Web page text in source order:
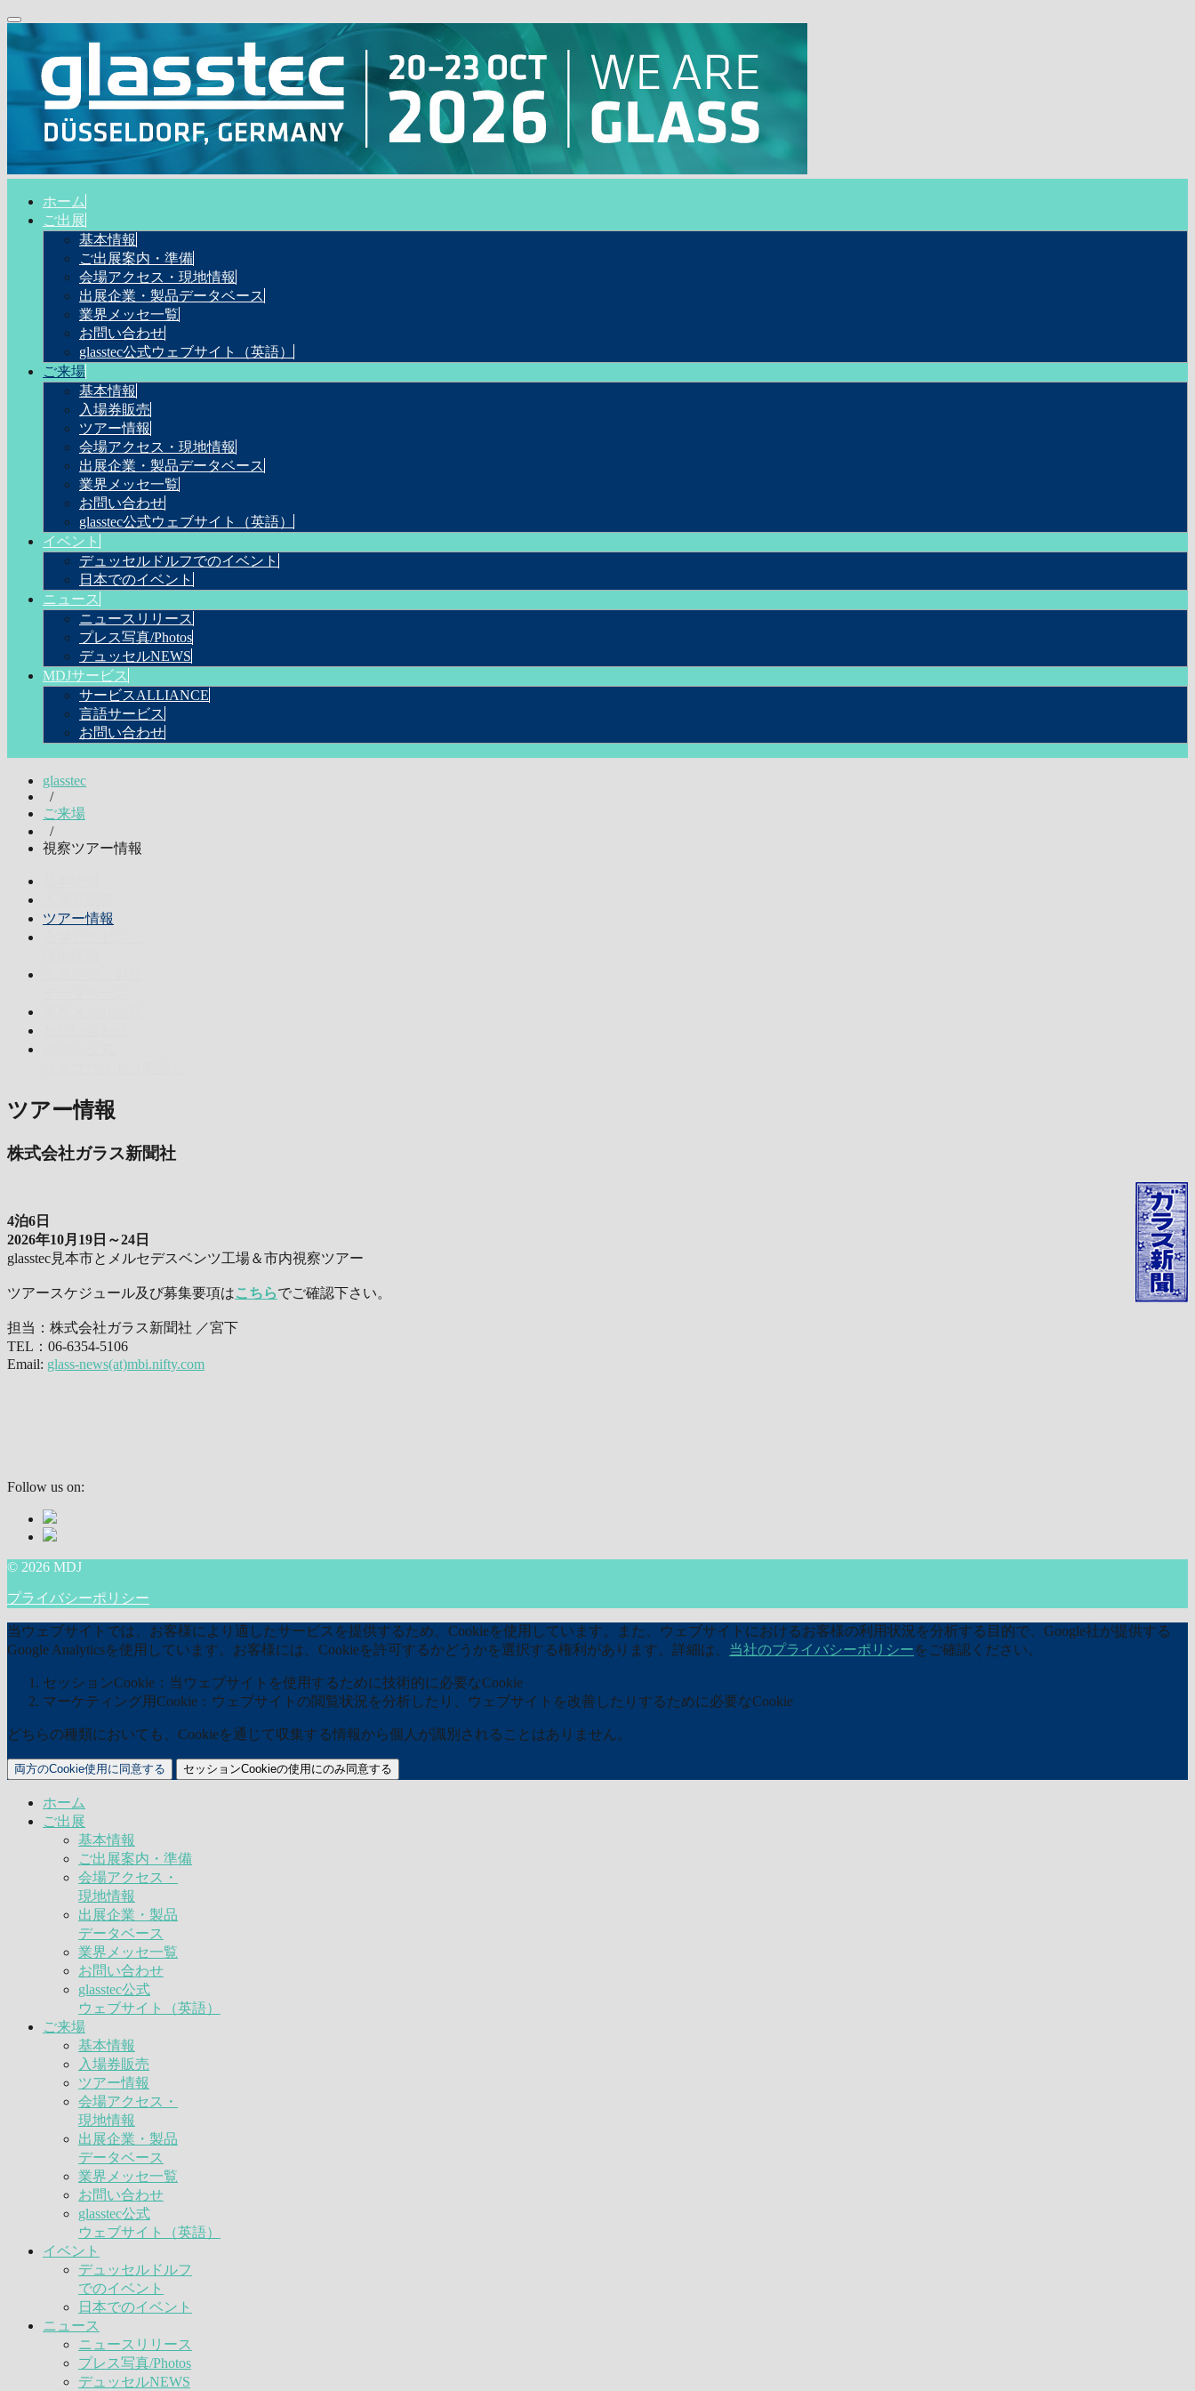
ホーム
ご出展
基本情報
ご出展案内・準備
会場アクセス・現地情報
出展企業・製品データベース
業界メッセ一覧
お問い合わせ
glasstec公式ウェブサイト（英語）
ご来場
基本情報
入場券販売
ツアー情報
会場アクセス・現地情報
出展企業・製品データベース
業界メッセ一覧
お問い合わせ
glasstec公式ウェブサイト（英語）
イベント
デュッセルドルフでのイベント
日本でのイベント
ニュース
ニュースリリース
プレス写真/Photos
デュッセルNEWS
MDJサービス
サービスALLIANCE
言語サービス
お問い合わせ
glasstec
/
ご来場
/
視察ツアー情報
ツアー情報
ツアー情報
株式会社ガラス新聞社
4泊6日
2026年10月19日～24日
glasstec見本市とメルセデスベンツ工場＆市内視察ツアー
ツアースケジュール及び募集要項はこちらでご確認下さい。
担当：株式会社ガラス新聞社 ／宮下
TEL：06-6354-5106
Email: glass-news(at)mbi.nifty.com
Follow us on:
© 2026 MDJ
プライバシーポリシー
当ウェブサイトでは、お客様により適したサービスを提供するため、Cookieを使用しています。また、ウェブサイトにおけるお客様の利用状況を分析する目的で、Google社が提供する
Google Analyticsを使用しています。お客様には、Cookieを許可するかどうかを選択する権利があります。詳細は、 当社のプライバシーポリシーをご確認ください。
セッションCookie：当ウェブサイトを使用するために技術的に必要なCookie
マーケティング用Cookie：ウェブサイトの閲覧状況を分析したり、ウェブサイトを改善したりするために必要なCookie
どちらの種類においても、Cookieを通じて収集する情報から個人が識別されることはありません。
両方のCookie使用に同意する セッションCookieの使用にのみ同意する
ホーム
ご出展
基本情報
ご出展案内・準備
会場アクセス・
現地情報
出展企業・製品
データベース
業界メッセ一覧
お問い合わせ
glasstec公式
ウェブサイト（英語）
ご来場
基本情報
入場券販売
ツアー情報
会場アクセス・
現地情報
出展企業・製品
データベース
業界メッセ一覧
お問い合わせ
glasstec公式
ウェブサイト（英語）
イベント
デュッセルドルフ
でのイベント
日本でのイベント
ニュース
ニュースリリース
プレス写真/Photos
デュッセルNEWS